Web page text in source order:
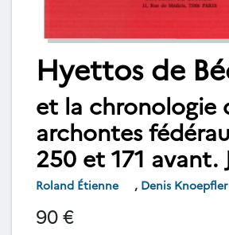
Hyettos de
et la chronologie
archontes
250 et 171 avant.
Roland Étienne , Denis Knoepfler
90 €